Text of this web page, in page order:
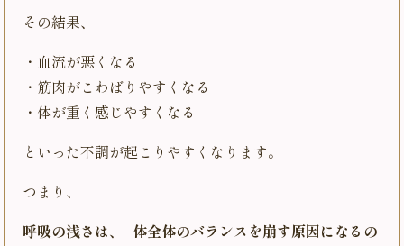
その結果、
・血流が悪くなる
・筋肉がこわばりやすくなる
・体が重く感じやすくなる
といった不調が起こりやすくなります。
つまり、
呼吸の浅さは、 体全体のバランスを崩す原因になるの